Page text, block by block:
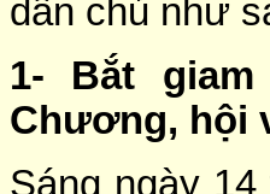
dân chủ như
1- Bắt
Chương, hội
Sáng ngày